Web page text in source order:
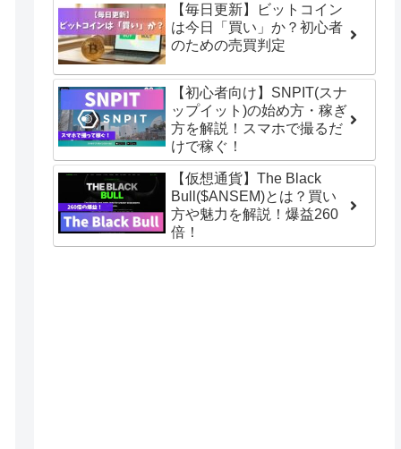
【毎日更新】ビットコイン
は今日「買い」か？初心者
のための売買判定
【初心者向け】SNPIT(スナ
ップイット)の始め方・稼ぎ
方を解説！スマホで撮るだ
けで稼ぐ！
【仮想通貨】The Black
Bull($ANSEM)とは？買い
方や魅力を解説！爆益260
倍！